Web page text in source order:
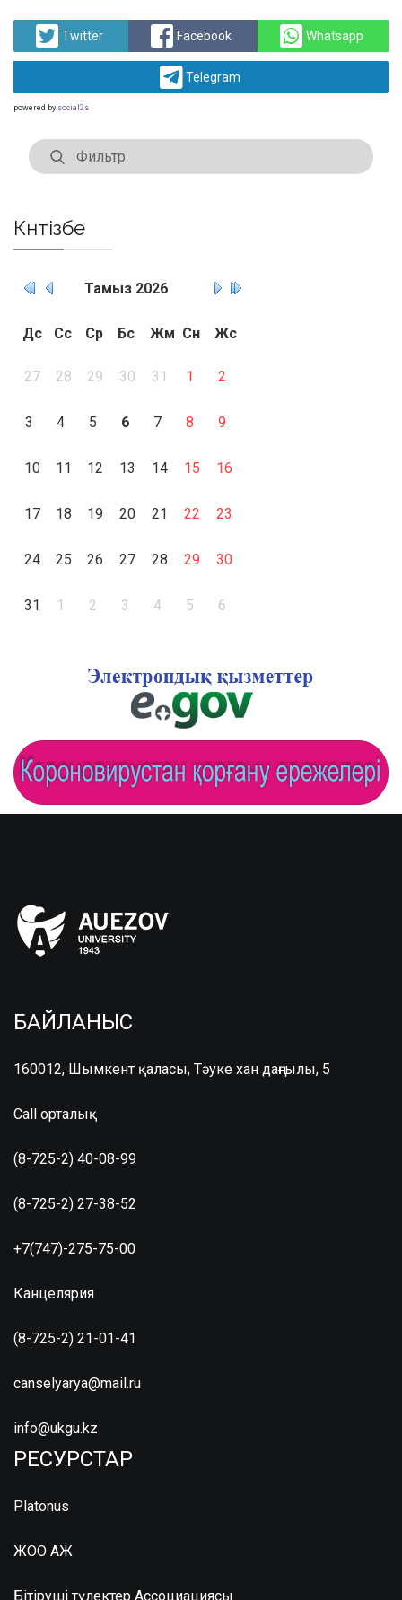
Артқа Алға
Twitter Facebook Whatsapp
Telegram
powered by social2s
Күнтізбе
Тамыз 2026
Дс Сс Ср Бс Жм Сн Жс
27 28 29 30 31 1 2
3 4 5 6 7 8 9
10 11 12 13 14 15 16
17 18 19 20 21 22 23
24 25 26 27 28 29 30
31 1 2 3 4 5 6
БАЙЛАНЫС
160012, Шымкент қаласы, Тәуке хан даңғылы, 5
Call орталық
(8-725-2) 40-08-99
(8-725-2) 27-38-52
+7(747)-275-75-00
Канцелярия
(8-725-2) 21-01-41
canselyarya@mail.ru
info@ukgu.kz
РЕСУРСТАР
Platonus
ЖОО АЖ
Бітіруші түлектер Ассоциациясы